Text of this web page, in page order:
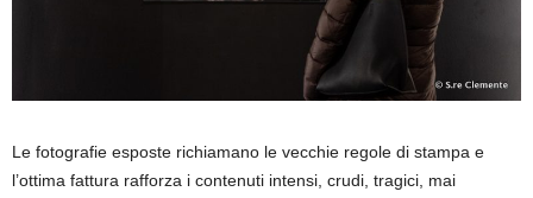
Le fotografie esposte richiamano le vecchie regole di stampa e
l’ottima fattura rafforza i contenuti intensi, crudi, tragici, mai